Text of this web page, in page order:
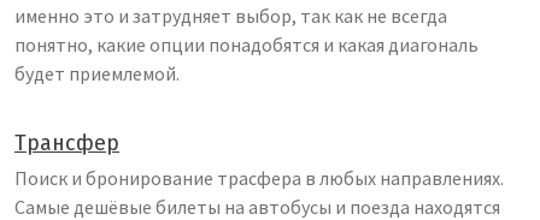
именно это и затрудняет выбор, так как не всегда
понятно, какие опции понадобятся и какая диагональ
будет приемлемой.
Трансфер
Поиск и бронирование трасфера в любых направлениях.
Самые дешёвые билеты на автобусы и поезда находятся